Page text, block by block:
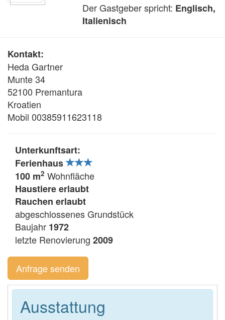
Der Gastgeber spricht: Englisch,
Italienisch
Kontakt:
Heda Gartner
Munte 34
52100 Premantura
Kroatien
Mobil 00385911623118
Unterkunftsart:
Ferienhaus
100 m2 Wohnfläche
Haustiere erlaubt
Rauchen erlaubt
abgeschlossenes Grundstück
Baujahr 1972
letzte Renovierung 2009
Anfrage senden
Ausstattung